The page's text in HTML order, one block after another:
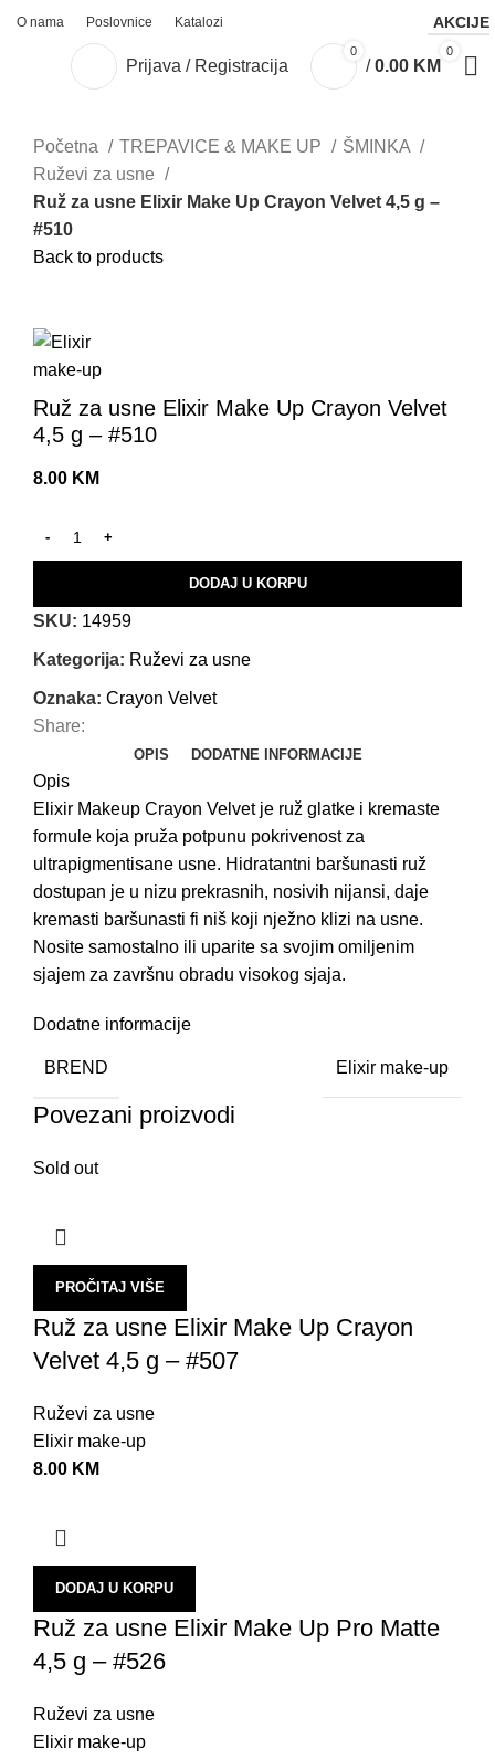
O nama Poslovnice Katalozi AKCIJE
Prijava / Registracija
0 0
/ 0.00 KM
Početna TREPAVICE & MAKE UP
ŠMINKA
Ruževi za usne
Ruž za usne Elixir Make Up Crayon Velvet 4,5 g –
#510
Back to products
Ruž za usne Elixir Make Up Crayon Velvet
4,5 g – #510
8.00 KM
DODAJ U KORPU
SKU: 14959
Kategorija: Ruževi za usne
Oznaka: Crayon Velvet
Share:
OPIS DODATNE INFORMACIJE
Opis
Elixir Makeup Crayon Velvet je ruž glatke i kremaste
formule koja pruža potpunu pokrivenost za
ultrapigmentisane usne. Hidratantni baršunasti ruž
dostupan je u nizu prekrasnih, nosivih nijansi, daje
kremasti baršunasti fi niš koji nježno klizi na usne.
Nosite samostalno ili uparite sa svojim omiljenim
sjajem za završnu obradu visokog sjaja.
Dodatne informacije
BREND Elixir make-up
Povezani proizvodi
Sold out
PROČITAJ VIŠE
Ruž za usne Elixir Make Up Crayon
Velvet 4,5 g – #507
Ruževi za usne
Elixir make-up
8.00 KM
DODAJ U KORPU
Ruž za usne Elixir Make Up Pro Matte
4,5 g – #526
Ruževi za usne
Elixir make-up